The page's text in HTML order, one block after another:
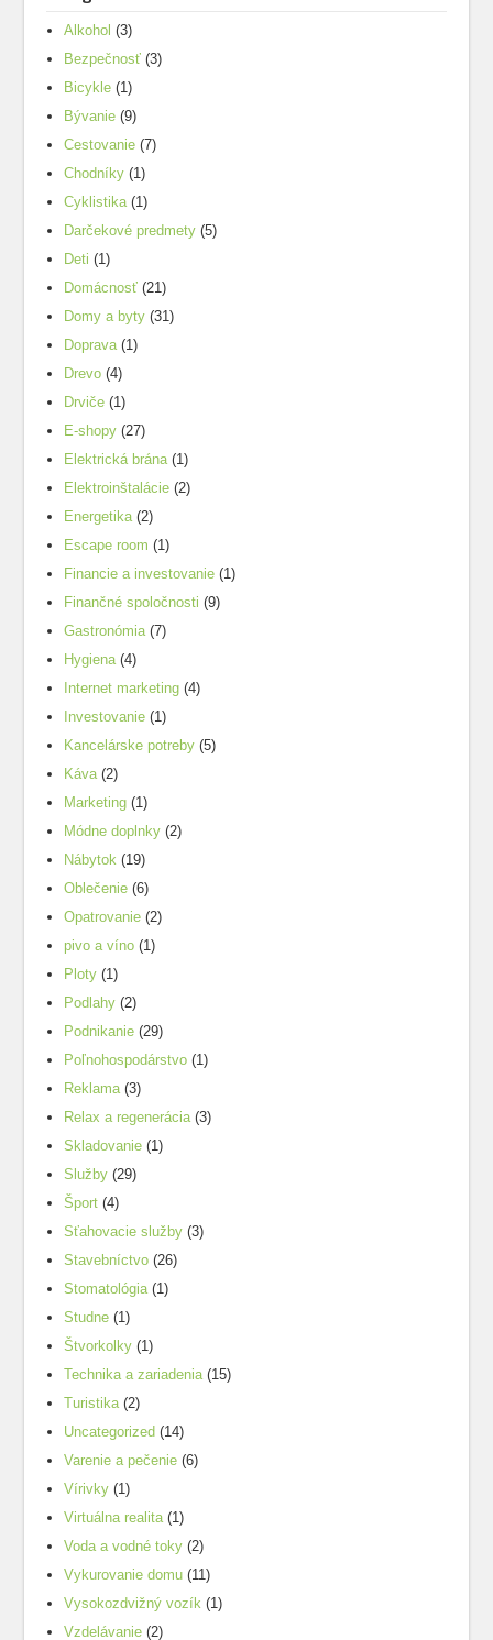
Alkohol (3)
Bezpečnosť (3)
Bicykle (1)
Bývanie (9)
Cestovanie (7)
Chodníky (1)
Cyklistika(1)
Darčekové predmety (5)
Deti (1)
Domácnosť (21)
Domy a byty (31)
Doprava(1)
Drevo (4)
Drviče (1)
E-shopy (27)
Elektrická brána(1)
Elektroinštalácie (2)
Energetika(2)
Escape room (1)
Financie a investovanie (1)
Finančné spoločnosti (9)
Gastronómia(7)
Hygiena(4)
Internet marketing (4)
Investovanie (1)
Kancelárske potreby (5)
Káva(2)
Marketing (1)
Módne doplnky (2)
Nábytok (19)
Oblečenie (6)
Opatrovanie (2)
pivo a víno (1)
Ploty (1)
Podlahy (2)
Podnikanie (29)
Poľnohospodárstvo (1)
Reklama(3)
Relax a regenerácia(3)
Skladovanie (1)
Služby (29)
Šport (4)
Sťahovacie služby (3)
Stavebníctvo (26)
Stomatológia(1)
Studne (1)
Štvorkolky (1)
Technika a zariadenia(15)
Turistika(2)
Uncategorized (14)
Varenie a pečenie (6)
Vírivky (1)
Virtuálna realita(1)
Voda a vodné toky (2)
Vykurovanie domu (11)
Vysokozdvižný vozík (1)
Vzdelávanie (2)